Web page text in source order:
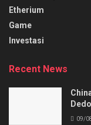
Etherium
Game
Investasi
Recent News
09/